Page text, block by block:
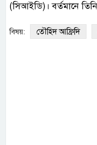
(সিআইডি)। বর্তমানে
বিষয়: তৌহিদ আফ্রিদি